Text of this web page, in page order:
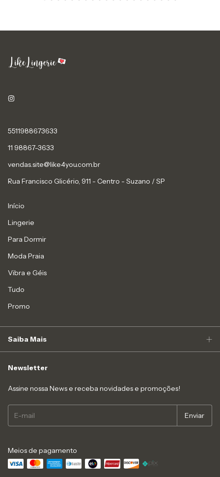
5511988673633
11 98867-3633
vendas.site@like4you.com.br
Rua Francisco Glicério, 911 - Centro - Suzano / SP
Início
Lingerie
Para Dormir
Moda Praia
Vibra e Géis
Tudo
Promo
Saiba Mais
Newsletter
Assine nossa News e receba novidades e promoções!
Meios de pagamento